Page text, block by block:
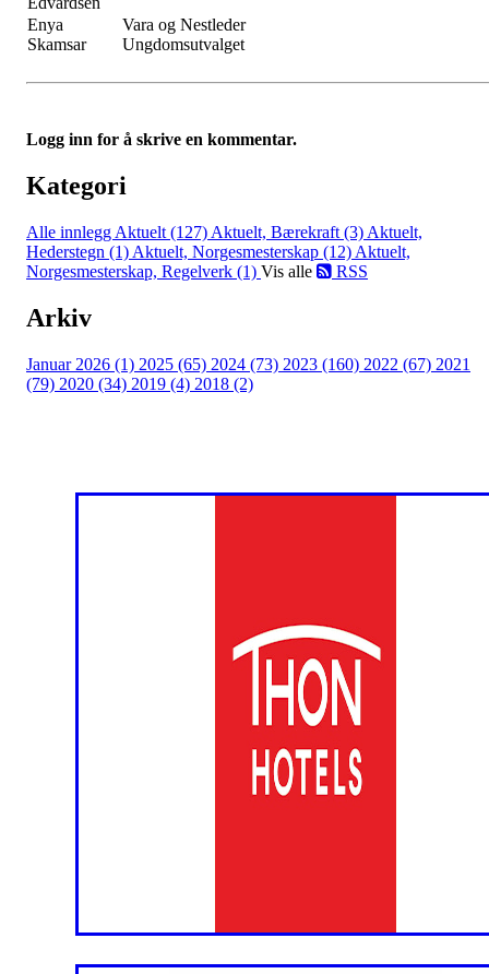
Enya
Skamsar
Vara og Nestleder
Ungdomsutvalget
Logg inn for å skrive en kommentar.
Kategori
Alle innlegg Aktuelt (127) Aktuelt, Bærekraft (3) Aktuelt,
Hederstegn (1) Aktuelt, Norgesmesterskap (12) Aktuelt,
Norgesmesterskap, Regelverk (1) Vis alle RSS
Arkiv
Januar 2026 (1) 2025 (65) 2024 (73) 2023 (160) 2022 (67) 2021
(79) 2020 (34) 2019 (4) 2018 (2)